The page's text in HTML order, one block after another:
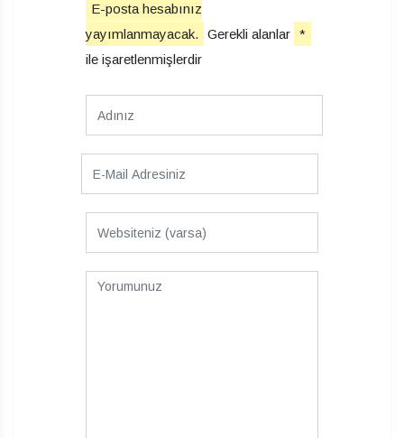
E-posta hesabınız
yayımlanmayacak.
Gerekli alanlar *
ile işaretlenmişlerdir